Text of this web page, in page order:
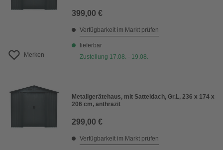
Merken
399,00 €
Verfügbarkeit im Markt prüfen
lieferbar
Zustellung 17.08. - 19.08.
Metallgerätehaus, mit Satteldach, Gr.L, 236 x 174 x
206 cm, anthrazit
299,00 €
Verfügbarkeit im Markt prüfen